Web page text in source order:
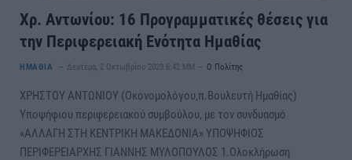
Χρ. Αντωνίου: 16 Προγραμματικές θέσεις για
την Περιφερειακή Ενότητα Ημαθίας
ΗΜΑΘΙΑ Δευτέρα, 2 Οκτωβρίου 2023 6:42 ΜΜ Ο Πολίτης
ΧΡΗΣΤΟΥ ΑΝΤΩΝΙΟΥ (Οκονομολόγου,π.Βουλευτή Ημαθίας)
Υποψήφιου περιφερειακού συμβούλου, με τον συνδυασμό
«ΑΛΛΑΓΗ ΣΤΗ ΚΕΝΤΡΙΚΗ ΜΑΚΕΔΟΝΙΑ» ΥΠΟΨΗΦΙΟΣ
ΠΕΡΙΦΕΡΕΙΑΡΧΗΣ ΓΙΑΝΝΗΣ ΜΥΛΟΠΟΥΛΟΣ 1.Ολοκλήρωση